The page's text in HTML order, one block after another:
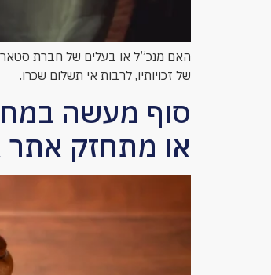
האם מנכ”ל או בעלים של חברת
של זכויותיו, לרבות אי תשלום שכרו.
סוף מעשה
או מתחזק אתר